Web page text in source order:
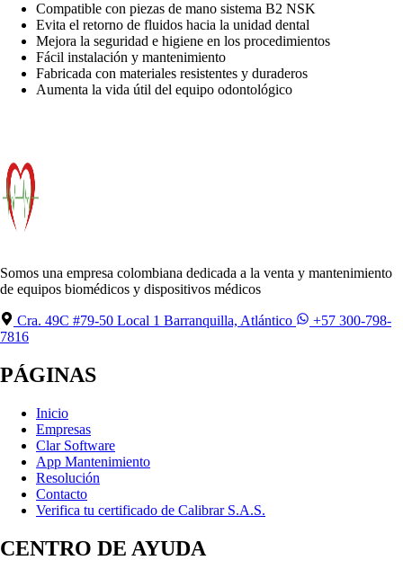
Compatible con piezas de mano sistema B2 NSK
Evita el retorno de fluidos hacia la unidad dental
Mejora la seguridad e higiene en los procedimientos
Fácil instalación y mantenimiento
Fabricada con materiales resistentes y duraderos
Aumenta la vida útil del equipo odontológico
Somos una empresa colombiana dedicada a la venta y mantenimiento
de equipos biomédicos y dispositivos médicos
Cra. 49C #79-50 Local 1 Barranquilla, Atlántico
+57 300-798-
7816
PÁGINAS
Inicio
Empresas
Clar Software
App Mantenimiento
Resolución
Contacto
Verifica tu certificado de Calibrar S.A.S.
CENTRO DE AYUDA